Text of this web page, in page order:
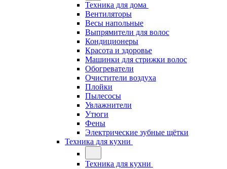
Техника для дома
Вентиляторы
Весы напольные
Выпрямители для волос
Кондиционеры
Красота и здоровье
Машинки для стрижки волос
Обогреватели
Очистители воздуха
Плойки
Пылесосы
Увлажнители
Утюги
Фены
Электрические зубные щётки
Техника для кухни
Техника для кухни